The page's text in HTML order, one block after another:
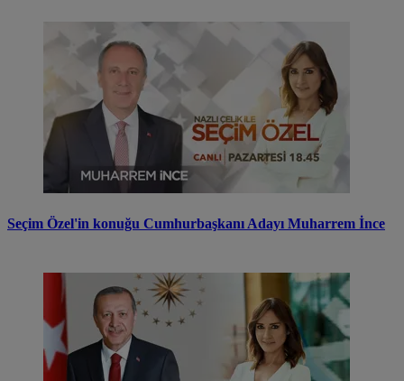
Seçim Özel'in konuğu Cumhurbaşkanı Adayı Muharrem İnce